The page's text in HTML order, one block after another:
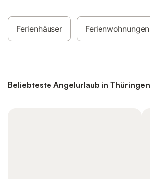
Ferienhäuser Ferienwohnungen
Beliebteste Angelurlaub in Thüringen